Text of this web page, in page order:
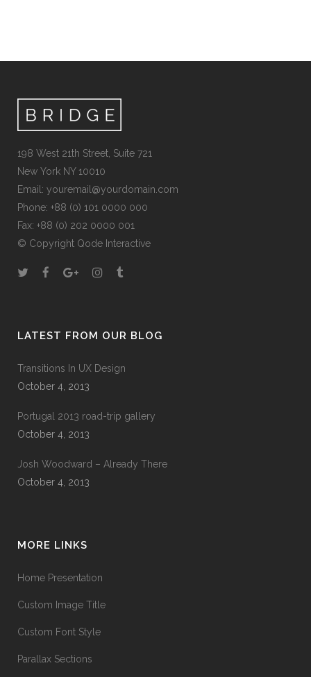
198 West 21th Street, Suite 721
New York NY 10010
Email: youremail@yourdomain.com
Phone: +88 (0) 101 0000 000
Fax: +88 (0) 202 0000 001
© Copyright Qode Interactive
LATEST FROM OUR BLOG
Transitions In UX Design
October 4, 2013
Portugal 2013 road-trip gallery
October 4, 2013
Josh Woodward – Already There
October 4, 2013
MORE LINKS
Home Presentation
Custom Image Title
Custom Font Style
Parallax Sections